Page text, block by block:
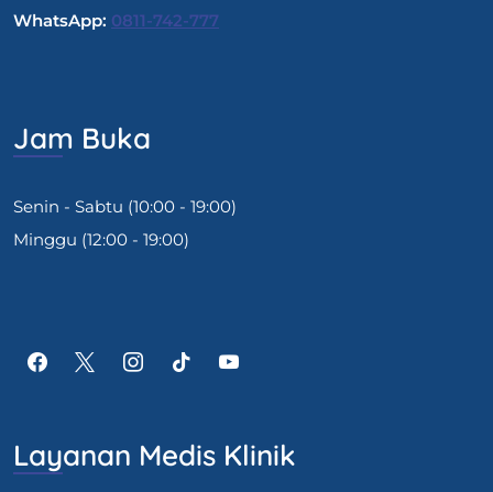
WhatsApp: 0811-742-777
Jam Buka
Senin - Sabtu (10:00 - 19:00)
Minggu (12:00 - 19:00)
Layanan Medis Klinik